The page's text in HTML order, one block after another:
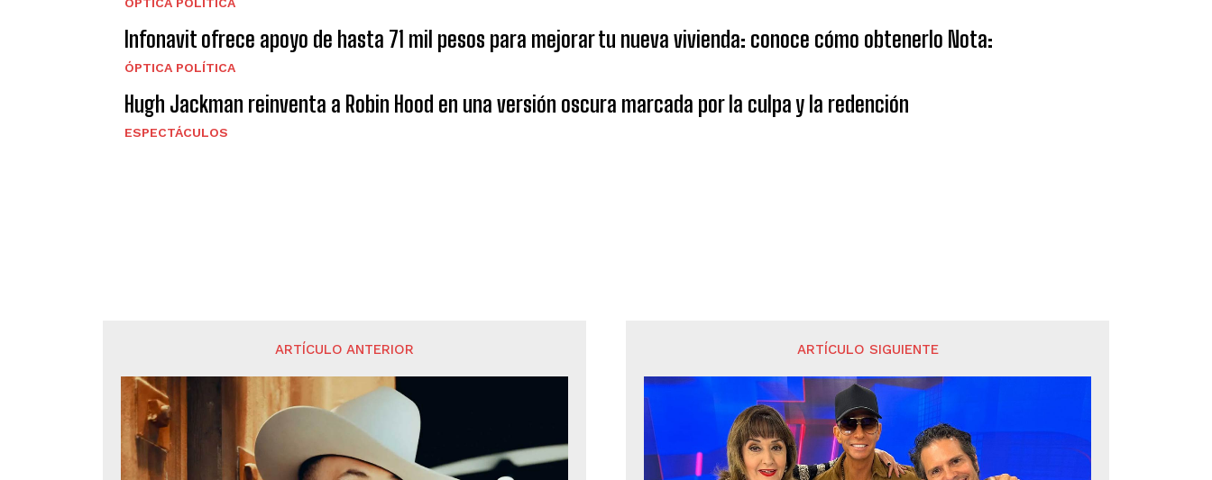
Infonavit ofrece apoyo de hasta 71 mil pesos para mejorar tu nueva vivienda: conoce cómo obtenerlo Nota:
ÓPTICA POLÍTICA
Hugh Jackman reinventa a Robin Hood en una versión oscura marcada por la culpa y la redención
ESPECTÁCULOS
ARTÍCULO ANTERIOR ARTÍCULO SIGUIENTE